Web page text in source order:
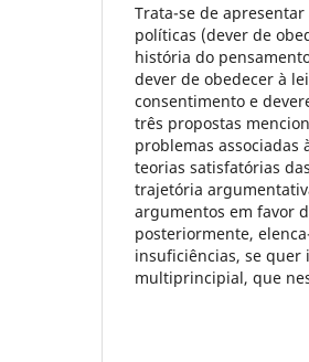
Trata-se de
políticas (dever de
história do
dever de obedecer à
consentimento e
três propostas
problemas associadas
teorias satisfatórias
trajetória
argumentos em favor
posteriormente,
insuficiências, se quer
multiprincipial, que